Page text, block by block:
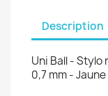
Description
Uni Ball - Stylo
0,7 mm - Jaune